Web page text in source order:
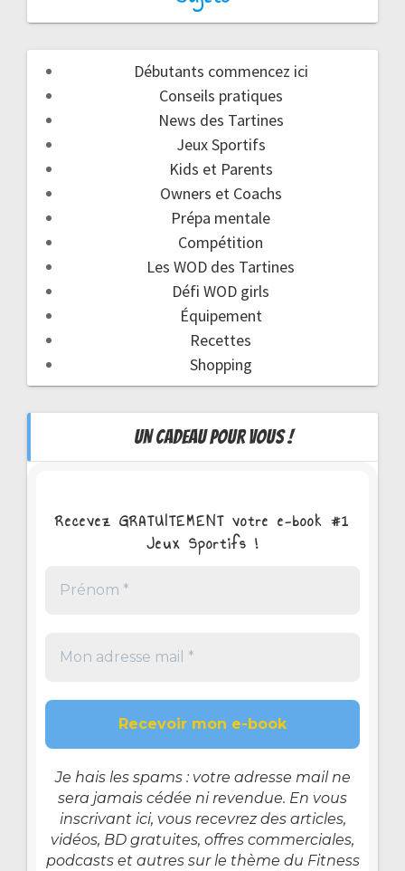
Débutants commencez ici
Conseils pratiques
News des Tartines
Jeux Sportifs
Kids et Parents
Owners et Coachs
Prépa mentale
Compétition
Les WOD des Tartines
Défi WOD girls
Équipement
Recettes
Shopping
UN CADEAU POUR VOUS !
Recevez GRATUITEMENT votre e-book #1
Jeux Sportifs !
Je hais les spams : votre adresse mail ne
sera jamais cédée ni revendue. En vous
inscrivant ici, vous recevrez des articles,
vidéos, BD gratuites, offres commerciales,
podcasts et autres sur le thème du Fitness